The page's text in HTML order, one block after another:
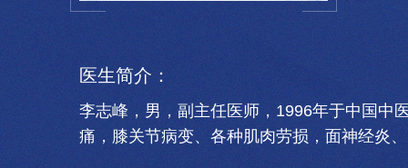
医生简介：
李志峰，男，副主任医师，1996年于中国中
痛，膝关节病变、各种肌肉劳损，面神经炎